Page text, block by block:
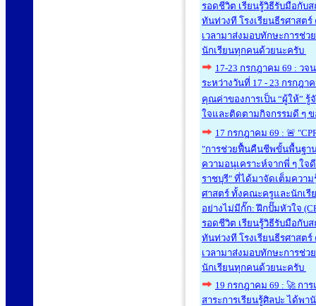
รอดชีวิต เรียนรู้วิธีรับมือกับ
ทันท่วงที โรงเรียนธีรศาสต
เวลามาส่งมอบทักษะการช่
นักเรียนทุกคนด้วยนะครับ
17-23 กรกฎาคม 69 : ว
ระหว่างวันที่ 17 - 23 กรกฎ
คุณค่าของการเป็น “ผู้ให้”
ใจและติดตามกิจกรรมดี ๆ
17 กรกฎาคม 69 : 🚨
"การช่วยฟื้นคืนชีพขั้นพื้นฐาน
ความอนุเคราะห์จากพี่ ๆ ใ
ราชบุรี" ที่ได้มาจัดเต็มควา
ศาสตร์ ทั้งคณะครูและนักเรี
อย่างไม่มีกั๊ก: ฝึกปั๊มหัวใจ
รอดชีวิต เรียนรู้วิธีรับมือกับ
ทันท่วงที โรงเรียนธีรศาสต
เวลามาส่งมอบทักษะการช่
นักเรียนทุกคนด้วยนะครับ
19 กรกฎาคม 69 : 🚀 ก
สาระการเรียนรู้ศิลปะ ได้พ